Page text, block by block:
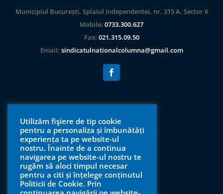
Municipiul București, Splaiul Independentei, nr. 315 A, Sector 6
Mobile: 0733.300.627
Fax: 021.315.09.50
Email: sindicatulnationalcolumna@gmail.com
Utilizăm fişiere de tip cookie
pentru a personaliza și îmbunătăți
experiența ta pe website-ul
nostru. Înainte de a continua
navigarea pe website-ul nostru te
rugăm să aloci timpul necesar
pentru a citi și înțelege conținutul
Politicii de Cookie. Prin